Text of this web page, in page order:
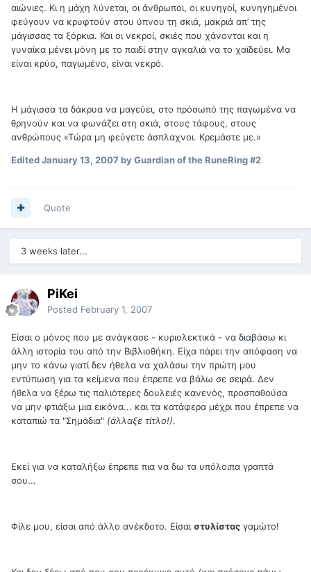
αιώνιες. Κι η μάχη λύνεται, οι άνθρωποι, οι κυνηγοί, κυνηγημένοι
φεύγουν να κρυφτούν στου ύπνου τη σκιά, μακριά απ’ της
μάγισσας τα ξόρκια. Και οι νεκροί, σκιές που χάνονται και η
γυναίκα μένει μόνη με το παιδί στην αγκαλιά να το χαϊδεύει. Μα
είναι κρύο, παγωμένο, είναι νεκρό.
Η μάγισσα τα δάκρυα να μαγεύει, στο πρόσωπό της παγωμένα να
θρηνούν και να φωνάζει στη σκιά, στους τάφους, στους
ανθρώπους «Τώρα μη φεύγετε άσπλαχνοι. Κρεμάστε με.»
EditedJanuary 13, 2007 by Guardian of the RuneRing #2
Quote
3 weeks later...
PiKei
Posted February 1, 2007
Είσαι ο μόνος που με ανάγκασε - κυριολεκτικά - να διαβάσω κι
άλλη ιστορία του από την Βιβλιοθήκη. Είχα πάρει την απόφαση να
μην το κάνω γιατί δεν ήθελα να χαλάσω την πρώτη μου
εντύπωση για τα κείμενα που έπρεπε να βάλω σε σειρά. Δεν
ήθελα να ξέρω τις παλιότερες δουλειές κανενός, προσπαθούσα
να μην φτιάξω μια εικόνα... και τα κατάφερα μέχρι που έπρεπε να
καταπιώ τα "Σημάδια" (άλλαξε τίτλο!).
Εκεί για να καταλήξω έπρεπε πια να δω τα υπόλοιπα γραπτά
σου...
Φίλε μου, είσαι από άλλο ανέκδοτο. Είσαι στυλίστας γαμώτο!